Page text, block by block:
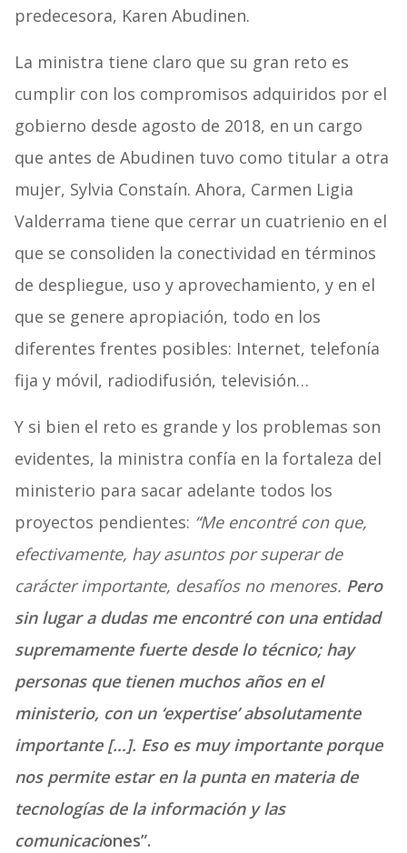
predecesora, Karen Abudinen.
La ministra tiene claro que su gran reto es
cumplir con los compromisos adquiridos por el
gobierno desde agosto de 2018, en un cargo
que antes de Abudinen tuvo como titular a otra
mujer, Sylvia Constaín. Ahora, Carmen Ligia
Valderrama tiene que cerrar un cuatrienio en el
que se consoliden la conectividad en términos
de despliegue, uso y aprovechamiento, y en el
que se genere apropiación, todo en los
diferentes frentes posibles: Internet, telefonía
fija y móvil, radiodifusión, televisión…
Y si bien el reto es grande y los problemas son
evidentes, la ministra confía en la fortaleza del
ministerio para sacar adelante todos los
proyectos pendientes: “Me encontré con que,
efectivamente, hay asuntos por superar de
carácter importante, desafíos no menores. Pero
sin lugar a dudas me encontré con una entidad
supremamente fuerte desde lo técnico; hay
personas que tienen muchos años en el
ministerio, con un ‘expertise’ absolutamente
importante […]. Eso es muy importante porque
nos permite estar en la punta en materia de
tecnologías de la información y las
comunicaciones”.